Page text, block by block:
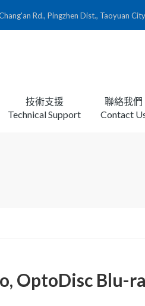
Rd., Pingzhen Dist., Taoyuan
技術支援
Technical Support
聯絡我們
Contact
OptoDisc Blu-